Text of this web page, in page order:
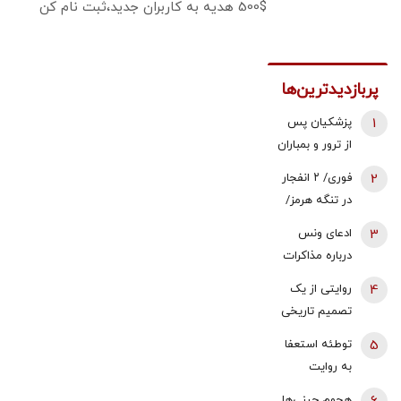
500$ هدیه به کاربران جدید،ثبت نام کن
پربازدیدترین‌ها
پزشکیان پس
از ترور و بمباران
بلافاصله به
ملاقات رهبری
رفت/ واکنش
رهبر شهید
انقلاب چه بود؟
1
فوری/ ۲ انفجار
در تنگه هرمز/
عبور از تنگه
بود/ خدمه و
کشتی در
سلامت هستند
2
ادعای ونس
درباره مذاکرات
مسئولیت
تلاش‌ها برای
پایان دادن به
جنگ را بپذیرم |
3
روایتی از یک
تصمیم تاریخی
واقعیت‌هایی
4
توطئه استعفا
به روایت
5